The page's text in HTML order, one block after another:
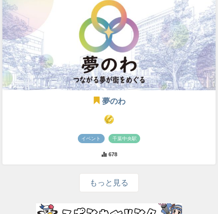
夢のわ
イベント 千葉中央駅
678
もっと見る